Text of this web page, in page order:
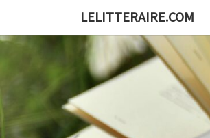
content
LELITTERAIRE.COM